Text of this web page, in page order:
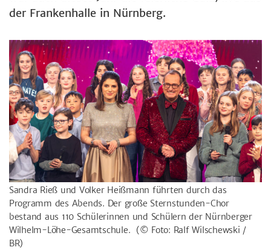
der Frankenhalle in Nürnberg.
Sandra Rieß und Volker Heißmann führten durch das
Programm des Abends. Der große Sternstunden-Chor
bestand aus 110 Schülerinnen und Schülern der Nürnberger
Wilhelm-Löhe-Gesamtschule. (© Foto: Ralf Wilschewski /
BR)